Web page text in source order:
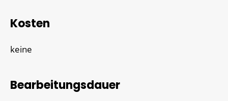
Kosten
keine
Bearbeitungsdauer